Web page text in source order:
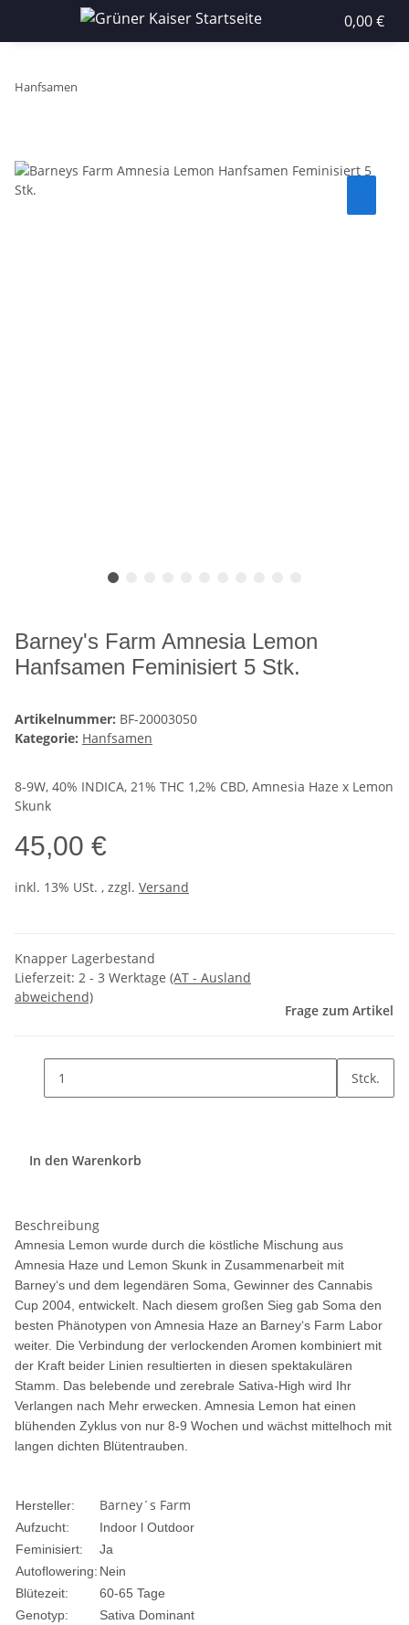
0,00 €
Hanfsamen
Barney's Farm Amnesia Lemon
Hanfsamen Feminisiert 5 Stk.
Artikelnummer: BF-20003050
Kategorie: Hanfsamen
8-9W, 40% INDICA, 21% THC 1,2% CBD, Amnesia Haze x Lemon
Skunk
45,00 €
inkl. 13% USt. , zzgl. Versand
Knapper Lagerbestand
Lieferzeit: 2 - 3 Werktage (AT - Ausland
abweichend)
Frage zum Artikel
Stck.
In den Warenkorb
Beschreibung
Amnesia Lemon wurde durch die köstliche Mischung aus
Amnesia Haze und Lemon Skunk in Zusammenarbeit mit
Barney‘s und dem legendären Soma, Gewinner des Cannabis
Cup 2004, entwickelt. Nach diesem großen Sieg gab Soma den
besten Phänotypen von Amnesia Haze an Barney‘s Farm Labor
weiter. Die Verbindung der verlockenden Aromen kombiniert mit
der Kraft beider Linien resultierten in diesen spektakulären
Stamm. Das belebende und zerebrale Sativa-High wird Ihr
Verlangen nach Mehr erwecken. Amnesia Lemon hat einen
blühenden Zyklus von nur 8-9 Wochen und wächst mittelhoch mit
langen dichten Blütentrauben.
Hersteller: Barney´s Farm
Aufzucht:
Indoor l Outdoor
Feminisiert:
Ja
Autoflowering: Nein
Blütezeit:
60-65 Tage
Genotyp:
Sativa Dominant